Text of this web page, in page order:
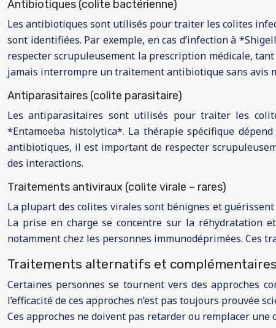
Antibiotiques (colite bactérienne)
Les antibiotiques sont utilisés pour traiter les colites
sont identifiées. Par exemple, en cas d’infection à
respecter scrupuleusement la prescription médicale,
jamais interrompre un traitement antibiotique sans avis
Antiparasitaires (colite parasitaire)
Les antiparasitaires sont utilisés pour traiter les
*Entamoeba histolytica*. La thérapie spécifique
antibiotiques, il est important de respecter
des interactions.
Traitements antiviraux (colite virale – rares)
La plupart des colites virales sont bénignes et
La prise en charge se concentre sur la réhydratation
notamment chez les personnes immunodéprimées. Ces
Traitements alternatifs et complémentaires
Certaines personnes se tournent vers des approches
l’efficacité de ces approches n’est pas toujours prouvée
Ces approches ne doivent pas retarder ou remplacer une